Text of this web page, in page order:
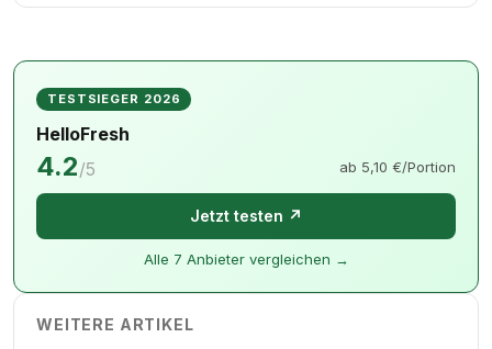
TESTSIEGER 2026
HelloFresh
4.2/5 ab 5,10 €/Portion
Jetzt testen ↗
Alle 7 Anbieter vergleichen →
WEITERE ARTIKEL